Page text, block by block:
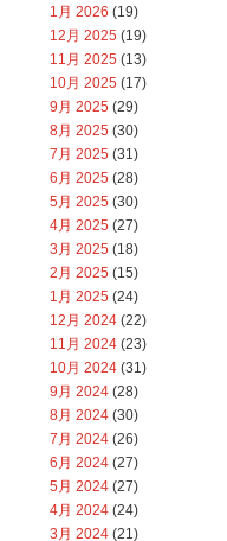
1月 2026 (19)
12月 2025 (19)
11月 2025 (13)
10月 2025 (17)
9月 2025 (29)
8月 2025 (30)
7月 2025 (31)
6月 2025 (28)
5月 2025 (30)
4月 2025 (27)
3月 2025 (18)
2月 2025 (15)
1月 2025 (24)
12月 2024 (22)
11月 2024 (23)
10月 2024 (31)
9月 2024 (28)
8月 2024 (30)
7月 2024 (26)
6月 2024 (27)
5月 2024 (27)
4月 2024 (24)
3月 2024 (21)